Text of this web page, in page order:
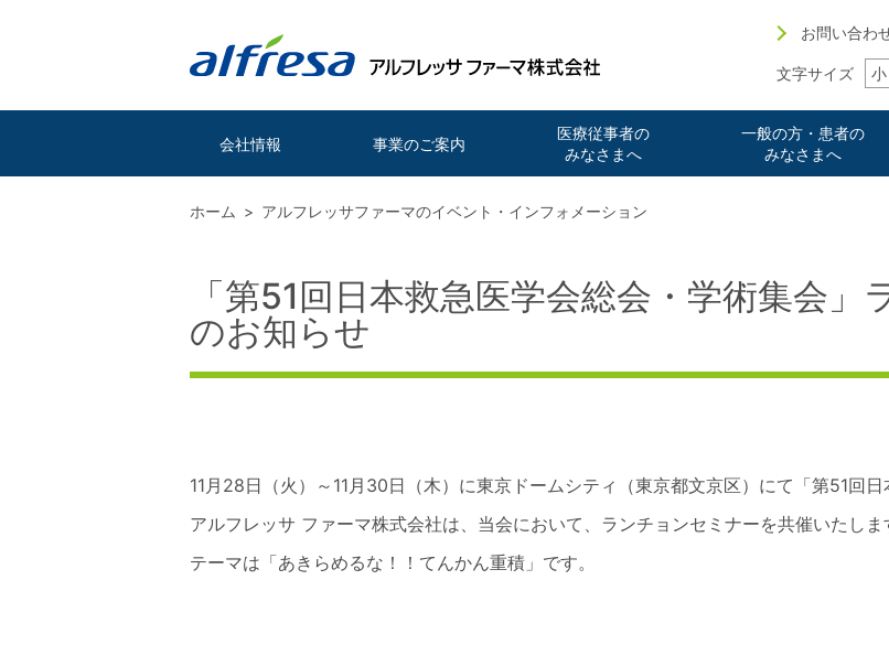
お問い合わ
文字サイズ 小
会社情報 事業のご案内
医療従事者の
みなさまへ
一般の方・患者の
みなさまへ
ホーム アルフレッサファーマのイベント・インフォメーション
「第51回日本救急医学会総会・学術集会
のお知らせ
11月28日（火）～11月30日（木）に東京ドームシティ（東京都文京区）にて「第51回
アルフレッサ ファーマ株式会社は、当会において、ランチョンセミナーを共催いたしま
テーマは「あきらめるな！！てんかん重積」です。